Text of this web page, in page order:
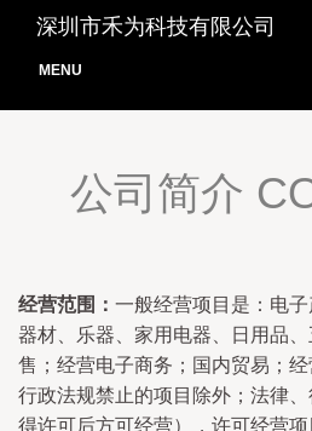
深圳市禾为科技有限公司
MENU
公司简介
经营范围： 一般经营项目是：电
器材、乐器、家用电器、日用品
售；经营电子商务；国内贸易；经
行政法规禁止的项目除外；法律
得许可后方可经营），许可经营项